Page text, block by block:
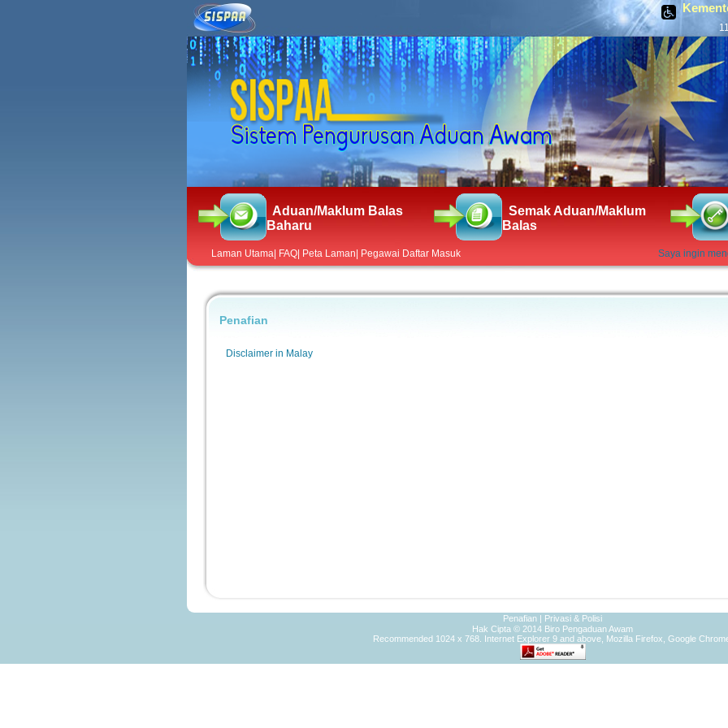
Aduan/Maklum Balas
Baharu
Semak Aduan/Maklum
Balas
Laman Utama FAQ Peta Laman Pegawai Daftar Masuk Saya ingin
Penafian
Penafian | Privasi & Polisi
Hak Cipta © 2014 Biro Pengaduan Awam
Recommended 1024 x 768. Internet Explorer 9 and above, Mozilla Firefox, Google